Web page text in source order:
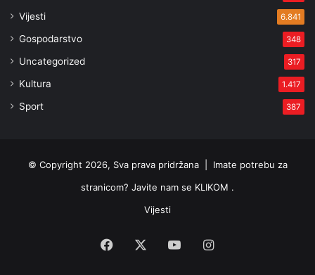
Vijesti 6.841
Gospodarstvo 348
Uncategorized 317
Kultura 1.417
Sport 387
© Copyright 2026, Sva prava pridržana | Imate potrebu za
stranicom? Javite nam se KLIKOM .
Vijesti
Facebook YouTubeInstagram